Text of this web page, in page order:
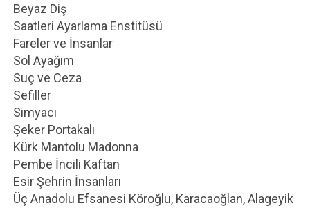
Beyaz Diş
Saatleri Ayarlama Enstitüsü
Fareler ve İnsanlar
Sol Ayağım
Suç ve Ceza
Sefiller
Simyacı
Şeker Portakalı
Kürk Mantolu Madonna
Pembe İncili Kaftan
Esir Şehrin İnsanları
Üç Anadolu Efsanesi Köroğlu, Karacaoğlan, Alageyik